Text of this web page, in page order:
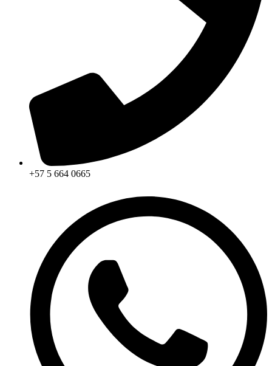
+57 5 664 0665